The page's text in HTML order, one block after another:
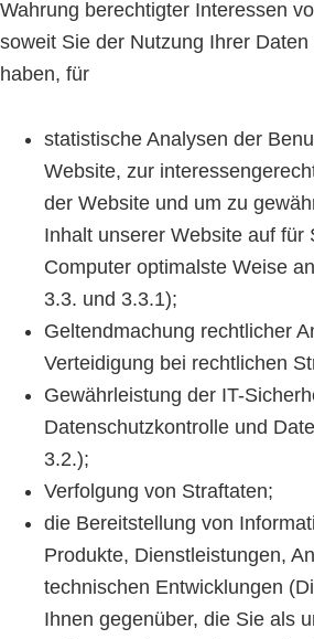
Wahrung berechtigter Interessen
soweit Sie der Nutzung Ihrer
haben, für
statistische Analysen der
Website, zur
der Website und um zu
Inhalt unserer Website auf für
Computer optimalste Weise
3.3. und 3.3.1);
Geltendmachung rechtlicher
Verteidigung bei rechtlichen
Gewährleistung der IT-
Datenschutzkontrolle und
3.2.);
Verfolgung von Straftaten;
die Bereitstellung von
Produkte, Dienstleistungen,
technischen Entwicklungen
Ihnen gegenüber, die Sie als